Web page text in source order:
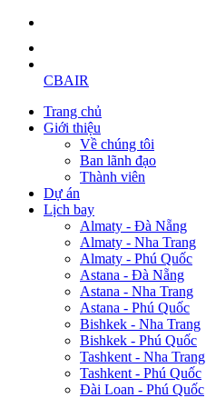
CBAIR
Trang chủ
Giới thiệu
Về chúng tôi
Ban lãnh đạo
Thành viên
Dự án
Lịch bay
Almaty - Đà Nẵng
Almaty - Nha Trang
Almaty - Phú Quốc
Astana - Đà Nẵng
Astana - Nha Trang
Astana - Phú Quốc
Bishkek - Nha Trang
Bishkek - Phú Quốc
Tashkent - Nha Trang
Tashkent - Phú Quốc
Đài Loan - Phú Quốc